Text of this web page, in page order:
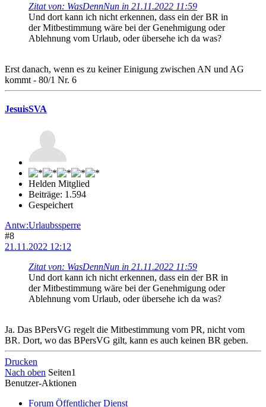
Zitat von: WasDennNun in 21.11.2022 11:59
Und dort kann ich nicht erkennen, dass ein der BR in
der Mitbestimmung wäre bei der Genehmigung oder
Ablehnung vom Urlaub, oder übersehe ich da was?
Erst danach, wenn es zu keiner Einigung zwischen AN und AG
kommt - 80/1 Nr. 6
JesuisSVA
Helden Mitglied
Beiträge: 1.594
Gespeichert
Antw:Urlaubssperre
#8
21.11.2022 12:12
Zitat von: WasDennNun in 21.11.2022 11:59
Und dort kann ich nicht erkennen, dass ein der BR in
der Mitbestimmung wäre bei der Genehmigung oder
Ablehnung vom Urlaub, oder übersehe ich da was?
Ja. Das BPersVG regelt die Mitbestimmung vom PR, nicht vom
BR. Dort, wo das BPersVG gilt, kann es auch keinen BR geben.
Drucken
Nach oben Seiten1
Benutzer-Aktionen
Forum Öffentlicher Dienst